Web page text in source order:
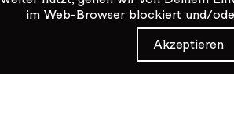
im Web-Browser blockiert und/
Akzeptieren